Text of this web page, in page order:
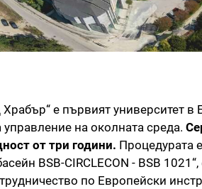
е първият университет
на околната среда.
от три години. Процедурата
BSB-CIRCLECON - BSB
по Европейски